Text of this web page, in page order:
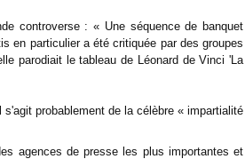
controverse : « Une séquence de banquet
en particulier a été critiquée par des groupes
parodiait le tableau de Léonard de Vinci 'La
probablement de la célèbre « impartialité
agences de presse les plus importantes et